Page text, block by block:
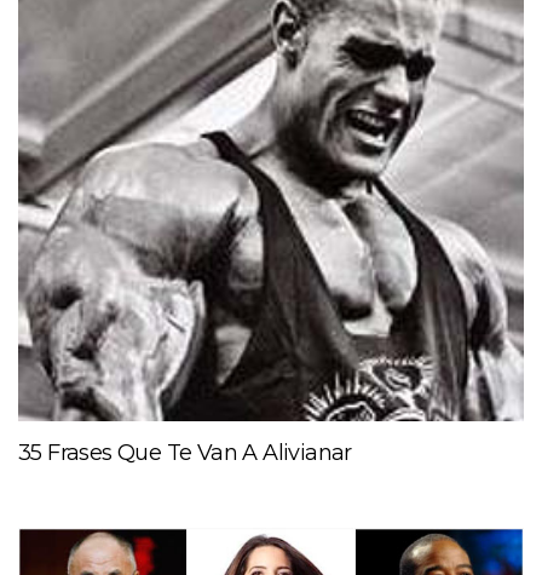
35 Frases Que Te Van A Alivianar